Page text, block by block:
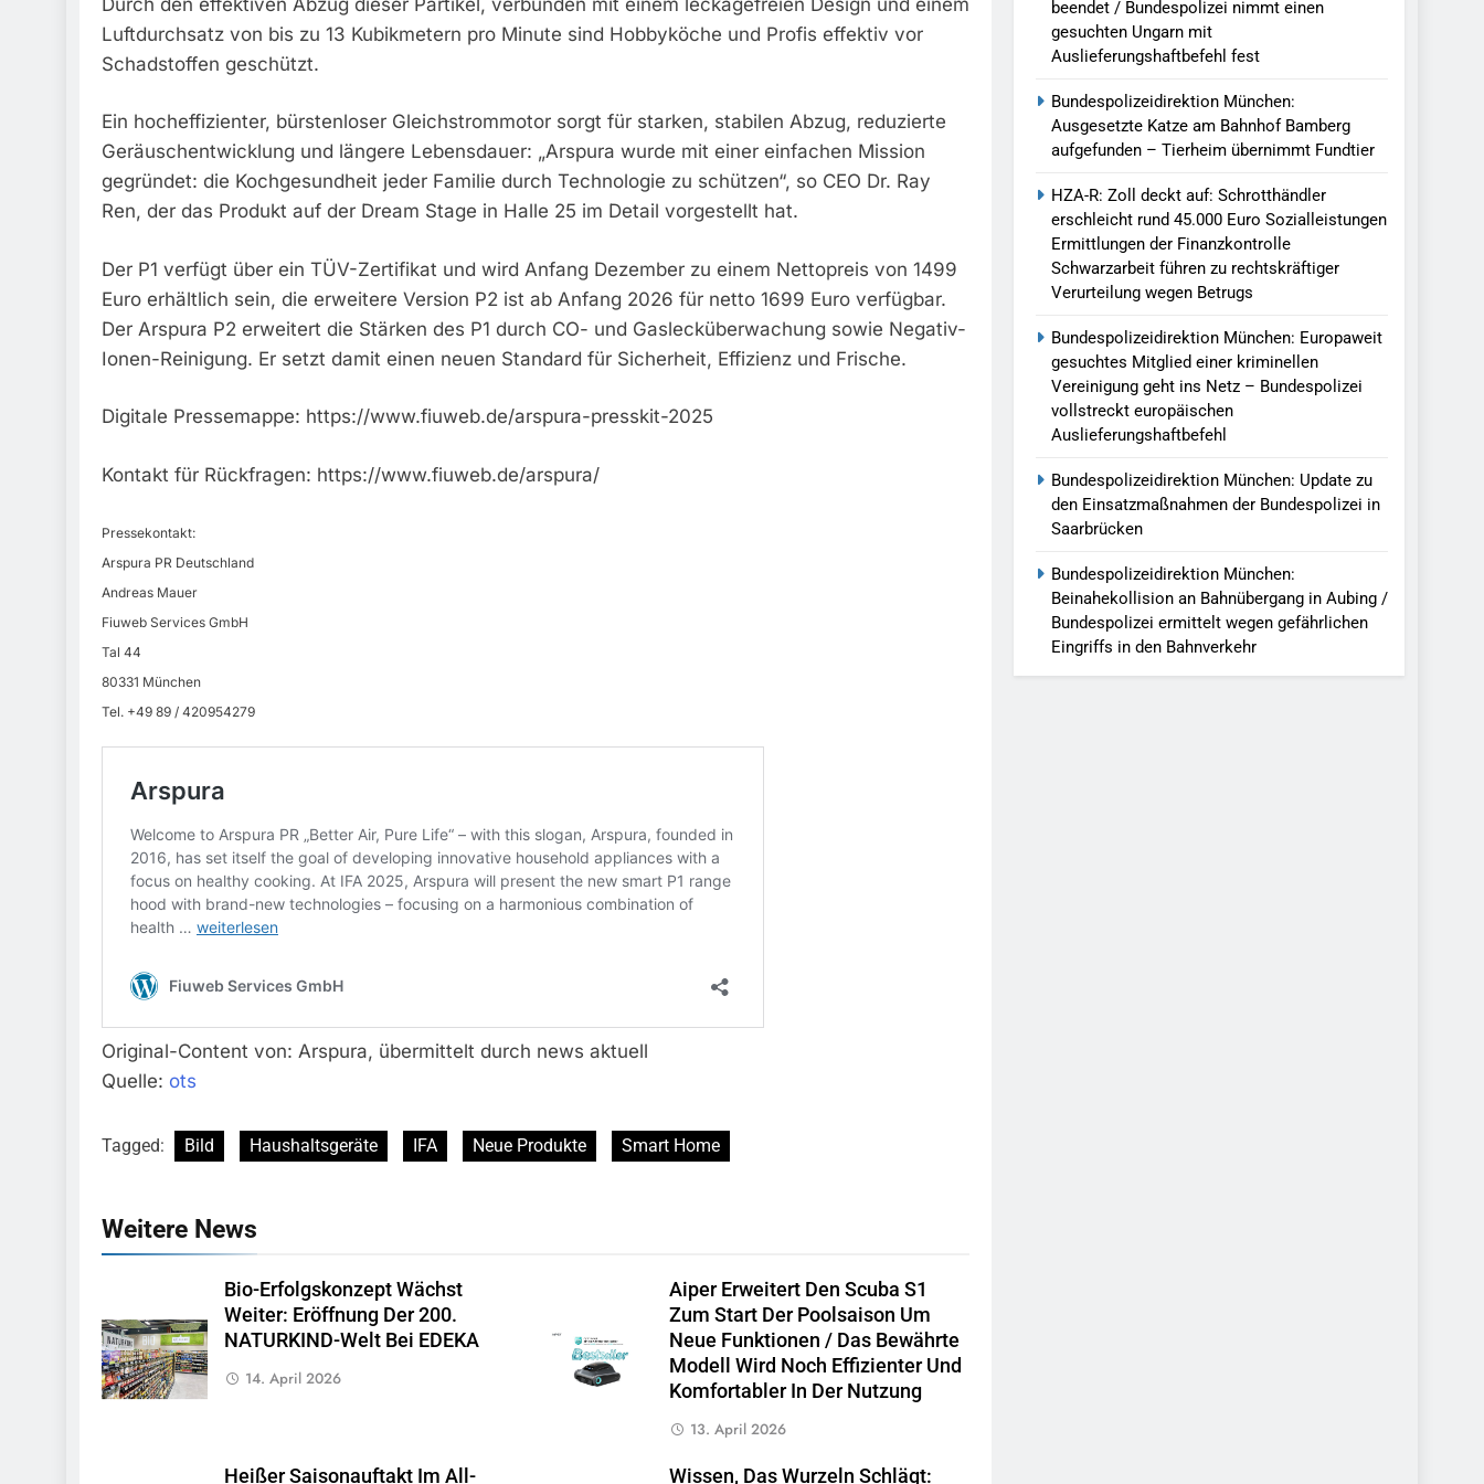
Luftdurchsatz von bis zu 13 Kubikmetern pro Minute sind Hobbyköche und Profis effektiv vor
Schadstoffen geschützt.
Ein hocheffizienter, bürstenloser Gleichstrommotor sorgt für starken, stabilen Abzug, reduzierte
Geräuschentwicklung und längere Lebensdauer: „Arspura wurde mit einer einfachen Mission
gegründet: die Kochgesundheit jeder Familie durch Technologie zu schützen“, so CEO Dr. Ray
Ren, der das Produkt auf der Dream Stage in Halle 25 im Detail vorgestellt hat.
Der P1 verfügt über ein TÜV-Zertifikat und wird Anfang Dezember zu einem Nettopreis von 1499
Euro erhältlich sein, die erweitere Version P2 ist ab Anfang 2026 für netto 1699 Euro verfügbar.
Der Arspura P2 erweitert die Stärken des P1 durch CO- und Gaslecküberwachung sowie Negativ-
Ionen-Reinigung. Er setzt damit einen neuen Standard für Sicherheit, Effizienz und Frische.
Digitale Pressemappe: https://www.fiuweb.de/arspura-presskit-2025
Kontakt für Rückfragen: https://www.fiuweb.de/arspura/
Pressekontakt:
Arspura PR Deutschland
Andreas Mauer
Fiuweb Services GmbH
Tal 44
80331 München
Tel. +49 89 / 420954279
Original-Content von: Arspura, übermittelt durch news aktuell
Quelle: ots
Tagged: Bild Haushaltsgeräte IFA Neue Produkte Smart Home
Weitere News
Bio-Erfolgskonzept Wächst
Weiter: Eröffnung Der 200.
NATURKIND-Welt Bei EDEKA
14. April 2026
Aiper Erweitert Den Scuba S1
Zum Start Der Poolsaison Um
Neue Funktionen / Das Bewährte
Modell Wird Noch Effizienter Und
Komfortabler In Der Nutzung
13. April 2026
Heißer Saisonauftakt Im All- Wissen, Das Wurzeln Schlägt:
beendet / Bundespolizei nimmt einen
gesuchten Ungarn mit
Auslieferungshaftbefehl fest
Bundespolizeidirektion München:
Ausgesetzte Katze am Bahnhof Bamberg
aufgefunden – Tierheim übernimmt Fundtier
HZA-R: Zoll deckt auf: Schrotthändler
erschleicht rund 45.000 Euro Sozialleistungen
Ermittlungen der Finanzkontrolle
Schwarzarbeit führen zu rechtskräftiger
Verurteilung wegen Betrugs
Bundespolizeidirektion München: Europaweit
gesuchtes Mitglied einer kriminellen
Vereinigung geht ins Netz – Bundespolizei
vollstreckt europäischen
Auslieferungshaftbefehl
Bundespolizeidirektion München: Update zu
den Einsatzmaßnahmen der Bundespolizei in
Saarbrücken
Bundespolizeidirektion München:
Beinahekollision an Bahnübergang in Aubing /
Bundespolizei ermittelt wegen gefährlichen
Eingriffs in den Bahnverkehr